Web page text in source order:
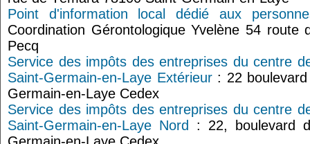
Point d'information local dédié aux
Coordination Gérontologique Yvelène 54 route
Pecq
Service des impôts des entreprises du centre
Saint-Germain-en-Laye Extérieur: 22 boulevard
Germain-en-Laye Cedex
Service des impôts des entreprises du centre
Saint-Germain-en-Laye Nord
: 22, boulevard